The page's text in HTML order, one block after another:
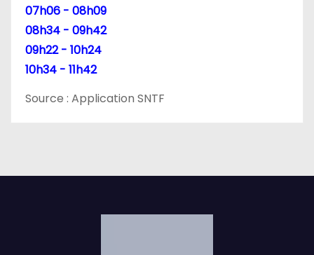
e
07h06 - 08h09
08h34 - 09h42
09h22 - 10h24
10h34 - 11h42
Source : Application SNTF